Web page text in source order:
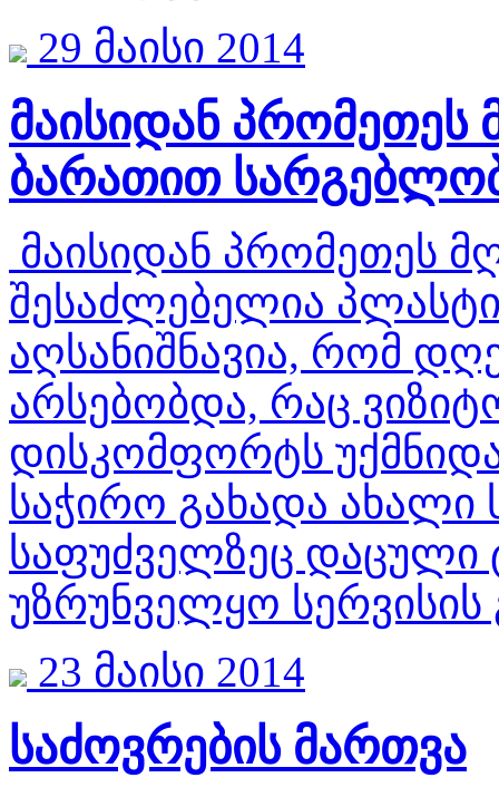
29 მაისი 2014
მაისიდან პრომეთეს
ბარათით
მაისიდან პრომეთეს
შესაძლებელია
აღსანიშნავია, რომ
არსებობდა, რაც
დისკომფორტს
საჭირო გახადა ახალი
საფუძველზეც დაცული
უზრუნველყო
23 მაისი 2014
საძოვრების მართვა